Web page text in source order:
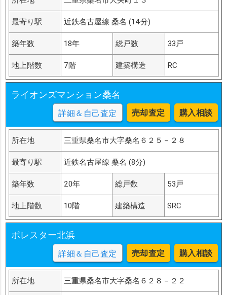
最寄り駅 近鉄名古屋線 桑名 (14分)
築年数 18年 総戸数 33戸
地上階数 7階 建築構造 RC
ライオンズマンション桑名
詳細＆自己査定 売却査定 購入相談
所在地 三重県桑名市大字桑名６２５－２８
最寄り駅 近鉄名古屋線 桑名 (8分)
築年数 20年 総戸数 53戸
地上階数 10階 建築構造 SRC
ポレスター北浜
詳細＆自己査定 売却査定 購入相談
所在地 三重県桑名市大字桑名６２８－２２